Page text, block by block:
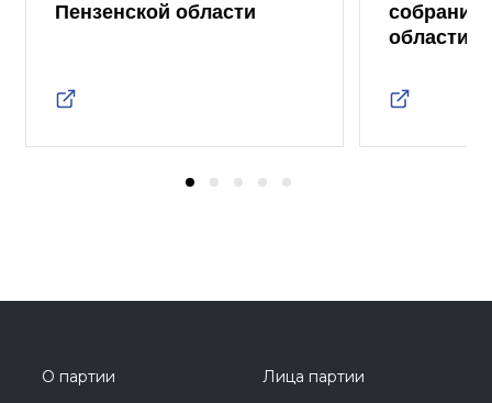
Пензенской области
собрание
области
О партии
Лица партии